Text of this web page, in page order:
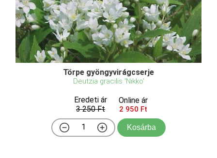
Törpe gyöngyvirágcserje
Deutzia gracilis 'Nikko'
Eredeti ár
3 250 Ft
Online ár
2 950 Ft
Kosárba